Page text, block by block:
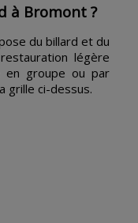
à Bromont ?
du billard et du
légère
en groupe ou par
grille ci-dessus.